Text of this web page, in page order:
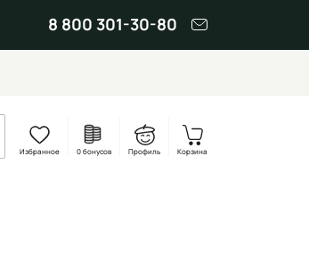
8 800 301-30-80
Избранное 0 бонусов Профиль Корзина